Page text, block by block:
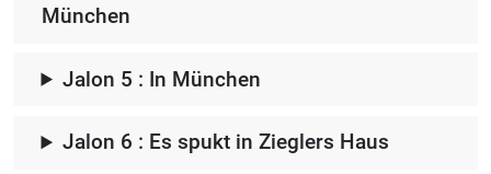
München
Jalon 5 : In München
Jalon 6 : Es spukt in Zieglers Haus